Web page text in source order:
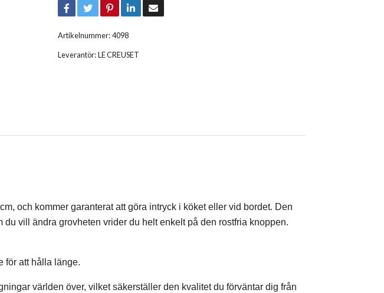
Artikelnummer:4098
Leverantör:LE CREUSET
och kommer garanterat att göra intryck i köket eller vid bordet. Den
vill ändra grovheten vrider du helt enkelt på den rostfria knoppen.
för att hålla länge.
världen över, vilket säkerställer den kvalitet du förväntar dig från